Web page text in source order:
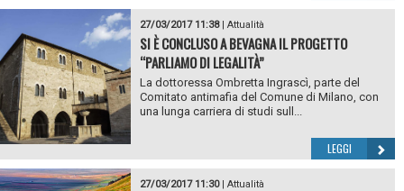
27/03/2017 11:38| Attualità
SI È CONCLUSO A BEVAGNA IL PROGETTO
“PARLIAMO DI LEGALITÀ”
La dottoressa Ombretta Ingrascì, parte del
Comitato antimafia del Comune di Milano, con
una lunga carriera di studi sull...
LEGGI
27/03/2017 11:30| Attualità